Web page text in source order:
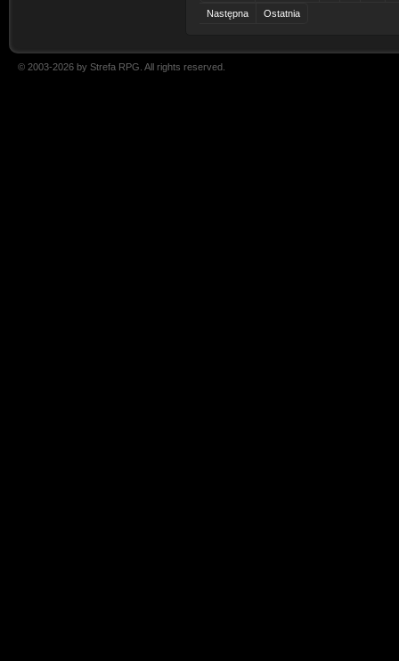
Następna Ostatnia
© 2003-2026 by Strefa RPG. All rights reserved.